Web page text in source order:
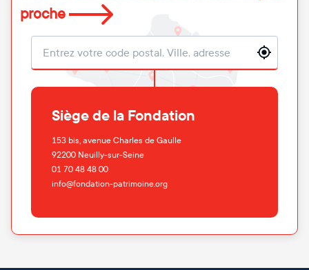
proche
Localisation
Siège de la Fondation
153 bis, avenue Charles de Gaulle
92200 Neuilly-sur-Seine
01 70 48 48 00
info@fondation-patrimoine.org